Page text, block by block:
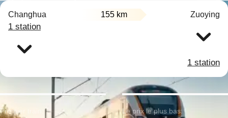
Changhua 155 km Zuoying
1 station
1 station
Premier train: Le prix le plus bas: